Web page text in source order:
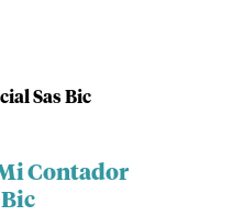
Sas Bic
Contador